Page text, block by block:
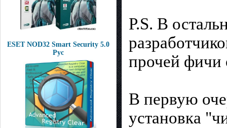
ESET NOD32 Smart Security 5.0
Рус
P.S. В
прочей фичи
В первую
установка